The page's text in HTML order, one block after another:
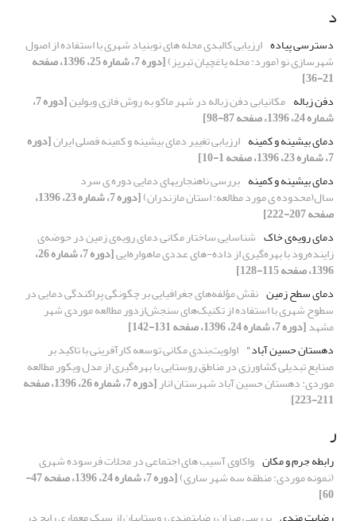
د
دسترسی پیاده ارزیابی کالبدی محله های نوبنیاد شهری با استفاده از اصول
شهرسازی نو (مورد: محله یاغچیان تبریز) [دوره 7، شماره 25، 1396، صفحه
21-36]
دفن زباله مکانیابی دفن زباله در شهر ماکو به روش فازی وبولین [دوره 7،
شماره 24، 1396، صفحه 87-98]
دمای بیشینه و کمینه ارزیابی تغییر دمای بیشینه و کمینه فصلی ایران[دوره
7، شماره 23، 1396، صفحه 1-10]
دمای بیشینه و کمینه بررسی ناهنجاریهای دمایی دوره ی سرد
سال(محدوده ی مورد مطالعه: استان مازندران) [دوره 7، شماره 23، 1396،
صفحه 207-222]
دمای رویه‌ی خاک شناسایی ساختار مکانی دمای رویه‌ی زمین در حوضه‌ی
زاینده‌رود با بهره‌گیری از داده-های عددی ماهواره‌ایی [دوره 7، شماره 26،
1396، صفحه 115-128]
دمای سطح زمین نقش مؤلفه‌های جغرافیایی بر چگونگی پراکندگی دمایی در
سطوح شهری با استفاده از تکنیک‌های سنجش‌ازدور مطالعه موردی شهر
مشهد[دوره 7، شماره 24، 1396، صفحه 131-142]
دهستان حسین آباد" اولویت‌بندی مکانی توسعه کارآفرینی با تاکید بر
صنایع تبدیلی کشاورزی در مناطق روستایی با بهره‌گیری از مدل ویکور مطالعه
موردی: دهستان حسین آباد شهرستان انار [دوره 7، شماره 26، 1396، صفحه
211-223]
ر
رابطه جرم و مکان واکاوی آسیب های اجتماعی در محلات فرسوده شهری
(نمونه موردی: منطقه سه شهر ساری) [دوره 7، شماره 24، 1396، صفحه 47-
60]